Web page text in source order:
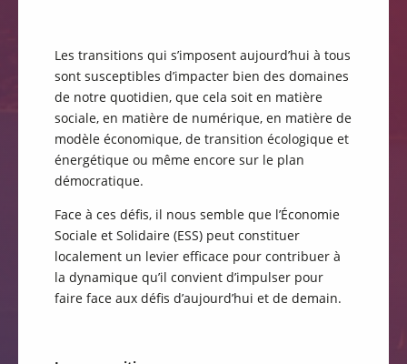
Les transitions qui s’imposent aujourd’hui à tous
sont susceptibles d’impacter bien des domaines
de notre quotidien, que cela soit en matière
sociale, en matière de numérique, en matière de
modèle économique, de transition écologique et
énergétique ou même encore sur le plan
démocratique.
Face à ces défis, il nous semble que l’Économie
Sociale et Solidaire (ESS) peut constituer
localement un levier efficace pour contribuer à
la dynamique qu’il convient d’impulser pour
faire face aux défis d’aujourd’hui et de demain.